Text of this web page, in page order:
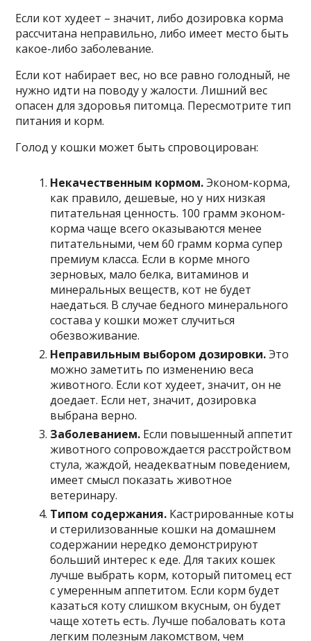
Если кот худеет – значит, либо дозировка корма
рассчитана неправильно, либо имеет место быть
какое-либо заболевание.
Если кот набирает вес, но все равно голодный, не
нужно идти на поводу у жалости. Лишний вес
опасен для здоровья питомца. Пересмотрите тип
питания и корм.
Голод у кошки может быть спровоцирован:
Некачественным кормом.Эконом-корма,
как правило, дешевые, но у них низкая
питательная ценность. 100 грамм эконом-
корма чаще всего оказываются менее
питательными, чем 60 грамм корма супер
премиум класса. Если в корме много
зерновых, мало белка, витаминов и
минеральных веществ, кот не будет
наедаться. В случае бедного минерального
состава у кошки может случиться
обезвоживание.
Неправильным выбором дозировки.Это
можно заметить по изменению веса
животного. Если кот худеет, значит, он не
доедает. Если нет, значит, дозировка
выбрана верно.
Заболеванием. Если повышенный аппетит
животного сопровождается расстройством
стула, жаждой, неадекватным поведением,
имеет смысл показать животное
ветеринару.
Типом содержания. Кастрированные коты
и стерилизованные кошки на домашнем
содержании нередко демонстрируют
больший интерес к еде. Для таких кошек
лучше выбрать корм, который питомец ест
с умеренным аппетитом. Если корм будет
казаться коту слишком вкусным, он будет
чаще хотеть есть. Лучше побаловать кота
легким полезным лакомством, чем